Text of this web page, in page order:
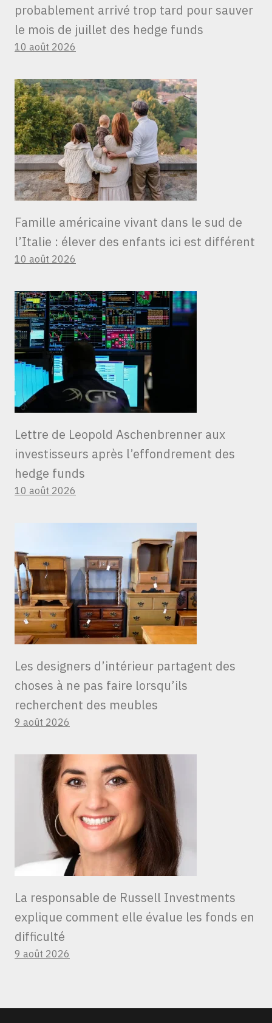
probablement arrivé trop tard pour sauver
le mois de juillet des hedge funds
10 août 2026
Famille américaine vivant dans le sud de
l’Italie : élever des enfants ici est différent
10 août 2026
Lettre de Leopold Aschenbrenner aux
investisseurs après l’effondrement des
hedge funds
10 août 2026
Les designers d’intérieur partagent des
choses à ne pas faire lorsqu’ils
recherchent des meubles
9 août 2026
La responsable de Russell Investments
explique comment elle évalue les fonds en
difficulté
9 août 2026